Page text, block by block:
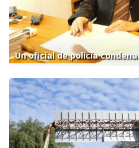
Un oficial de policía